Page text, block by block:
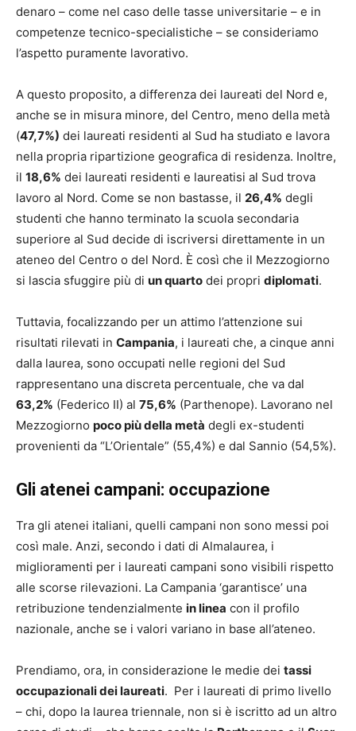
denaro – come nel caso delle tasse universitarie – e in
competenze tecnico-specialistiche – se consideriamo
l’aspetto puramente lavorativo.
A questo proposito, a differenza dei laureati del Nord e,
anche se in misura minore, del Centro, meno della metà
(47,7%) dei laureati residenti al Sud ha studiato e lavora
nella propria ripartizione geografica di residenza. Inoltre,
il 18,6% dei laureati residenti e laureatisi al Sud trova
lavoro al Nord. Come se non bastasse, il 26,4% degli
studenti che hanno terminato la scuola secondaria
superiore al Sud decide di iscriversi direttamente in un
ateneo del Centro o del Nord. È così che il Mezzogiorno
si lascia sfuggire più di un quarto dei propri diplomati.
Tuttavia, focalizzando per un attimo l’attenzione sui
risultati rilevati in Campania, i laureati che, a cinque anni
dalla laurea, sono occupati nelle regioni del Sud
rappresentano una discreta percentuale, che va dal
63,2% (Federico II) al 75,6% (Parthenope). Lavorano nel
Mezzogiorno poco più della metà degli ex-studenti
provenienti da “L’Orientale” (55,4%) e dal Sannio (54,5%).
Gli atenei campani: occupazione
Tra gli atenei italiani, quelli campani non sono messi poi
così male. Anzi, secondo i dati di Almalaurea, i
miglioramenti per i laureati campani sono visibili rispetto
alle scorse rilevazioni. La Campania ‘garantisce’ una
retribuzione tendenzialmente in linea con il profilo
nazionale, anche se i valori variano in base all’ateneo.
Prendiamo, ora, in considerazione le medie dei tassi
occupazionali dei laureati. Per i laureati di primo livello
– chi, dopo la laurea triennale, non si è iscritto ad un altro